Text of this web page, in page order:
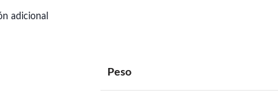
adicional
Peso